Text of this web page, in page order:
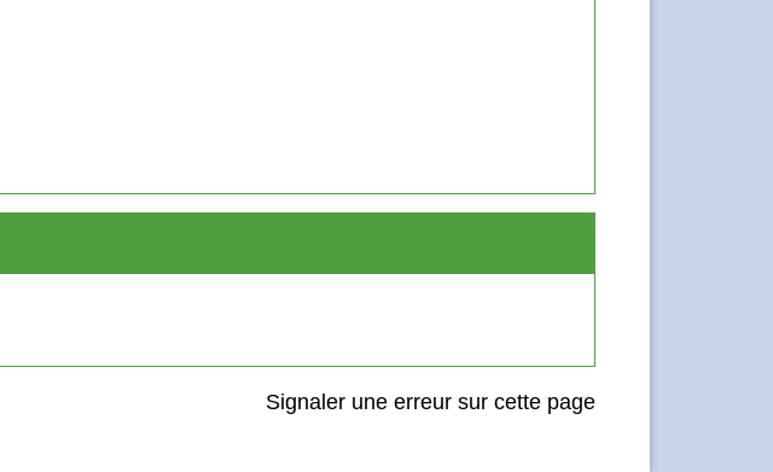
Signaler une erreur sur cette page